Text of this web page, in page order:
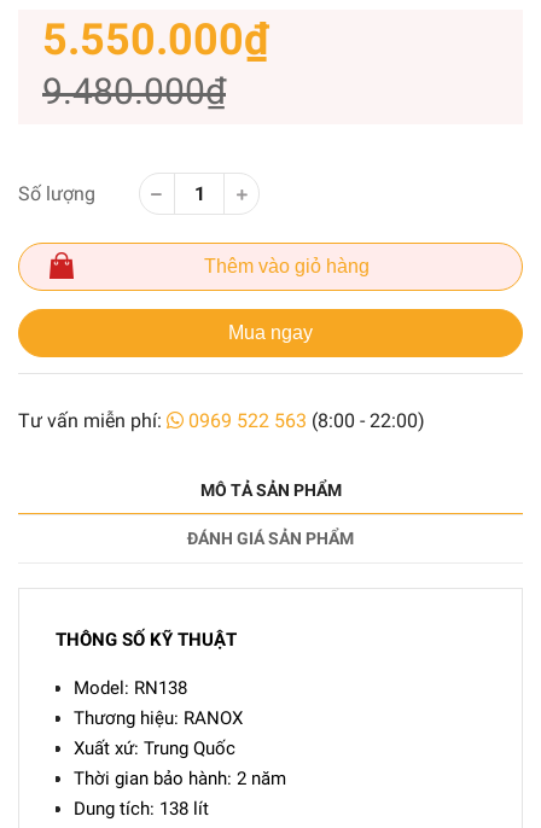
5.550.000₫
9.480.000₫
Số lượng
Thêm vào giỏ hàng
Mua ngay
Tư vấn miễn phí: 0969 522 563 (8:00 - 22:00)
MÔ TẢ SẢN PHẨM
ĐÁNH GIÁ SẢN PHẨM
THÔNG SỐ KỸ THUẬT
Model: RN138
Thương hiệu: RANOX
Xuất xứ: Trung Quốc
Thời gian bảo hành: 2 năm
Dung tích: 138 lít